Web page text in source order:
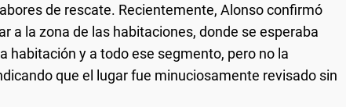
de rescate. Recientemente, Alonso confirmó
a la zona de las habitaciones, donde se esperaba
habitación y a todo ese segmento, pero no la
que el lugar fue minuciosamente revisado sin